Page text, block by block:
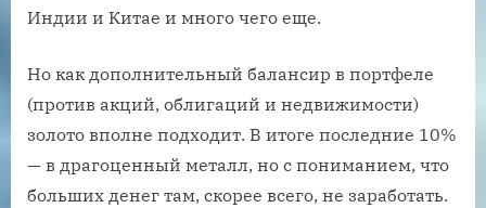
Индии и Китае и много чего еще.
Но как дополнительный балансир в портфеле
(против акций, облигаций и недвижимости)
золото вполне подходит. В итоге последние 10%
— в драгоценный металл, но с пониманием, что
больших денег там, скорее всего, не заработать.